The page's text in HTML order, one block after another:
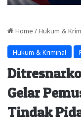
Home / Hukum &
Hukum & Kriminal
Gelar
Tindak